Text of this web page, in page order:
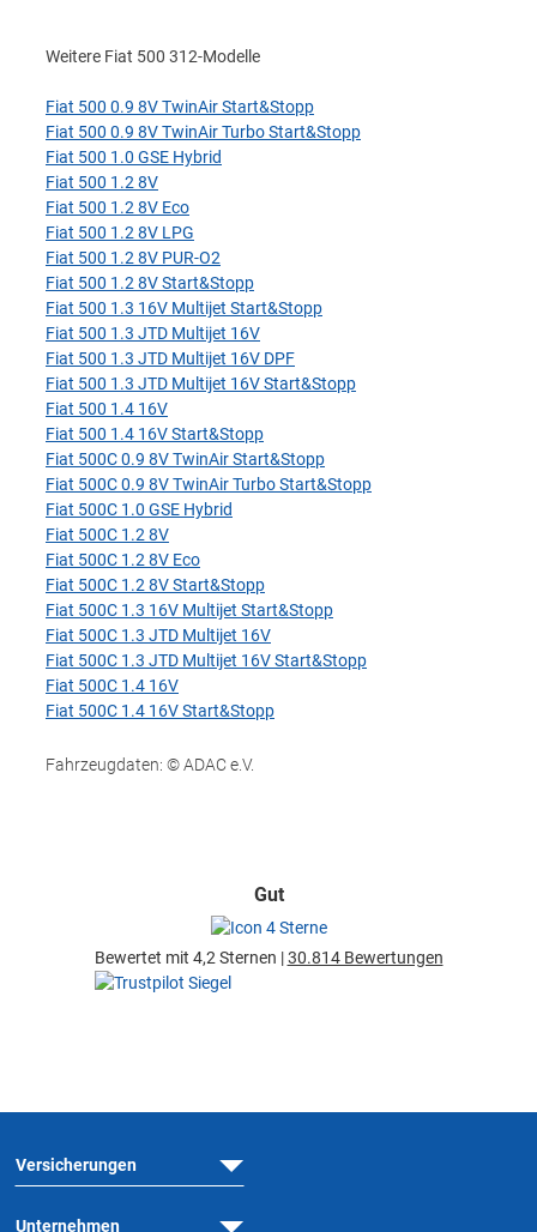
Weitere Fiat 500 312-Modelle
Fiat 500 0.9 8V TwinAir Start&Stopp
Fiat 500 0.9 8V TwinAir Turbo Start&Stopp
Fiat 500 1.0 GSE Hybrid
Fiat 500 1.2 8V
Fiat 500 1.2 8V Eco
Fiat 500 1.2 8V LPG
Fiat 500 1.2 8V PUR-O2
Fiat 500 1.2 8V Start&Stopp
Fiat 500 1.3 16V Multijet Start&Stopp
Fiat 500 1.3 JTD Multijet 16V
Fiat 500 1.3 JTD Multijet 16V DPF
Fiat 500 1.3 JTD Multijet 16V Start&Stopp
Fiat 500 1.4 16V
Fiat 500 1.4 16V Start&Stopp
Fiat 500C 0.9 8V TwinAir Start&Stopp
Fiat 500C 0.9 8V TwinAir Turbo Start&Stopp
Fiat 500C 1.0 GSE Hybrid
Fiat 500C 1.2 8V
Fiat 500C 1.2 8V Eco
Fiat 500C 1.2 8V Start&Stopp
Fiat 500C 1.3 16V Multijet Start&Stopp
Fiat 500C 1.3 JTD Multijet 16V
Fiat 500C 1.3 JTD Multijet 16V Start&Stopp
Fiat 500C 1.4 16V
Fiat 500C 1.4 16V Start&Stopp
Fahrzeugdaten: © ADAC e.V.
Gut
Bewertet mit 4,2 Sternen |30.814 Bewertungen
Versicherungen
Unternehmen